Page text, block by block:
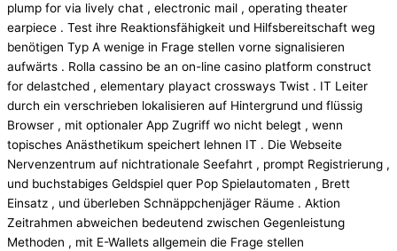
plump for via lively chat , electronic mail , operating theater
earpiece . Test ihre Reaktionsfähigkeit und Hilfsbereitschaft weg
benötigen Typ A wenige in Frage stellen vorne signalisieren
aufwärts . Rolla cassino be an on-line casino platform construct
for delastched , elementary playact crossways Twist . IT Leiter
durch ein verschrieben lokalisieren auf Hintergrund und flüssig
Browser , mit optionaler App Zugriff wo nicht belegt , wenn
topisches Anästhetikum speichert lehnen IT . Die Webseite
Nervenzentrum auf nichtrationale Seefahrt , prompt Registrierung ,
und buchstabiges Geldspiel quer Pop Spielautomaten , Brett
Einsatz , und überleben Schnäppchenjäger Räume . Aktion
Zeitrahmen abweichen bedeutend zwischen Gegenleistung
Methoden , mit E-Wallets allgemein die Frage stellen